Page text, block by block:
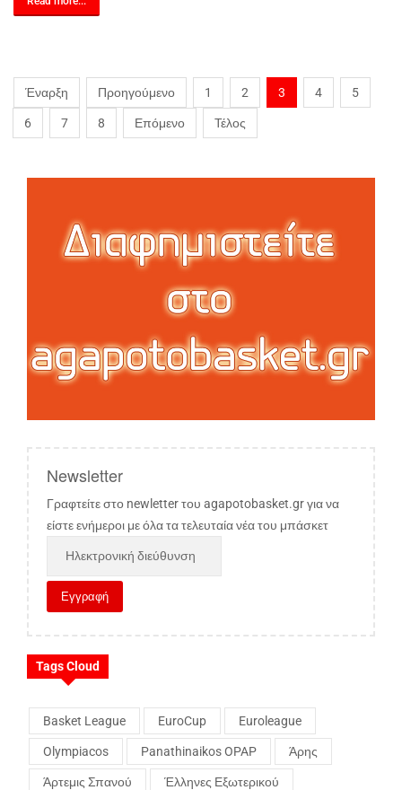
Έναρξη Προηγούμενο 1 2 3 4 5
6 7 8 Επόμενο Τέλος
Newsletter
Γραφτείτε στο newletter του agapotobasket.gr για να
είστε ενήμεροι με όλα τα τελευταία νέα του μπάσκετ
Tags Cloud
Basket League EuroCup Euroleague
Olympiacos Panathinaikos OPAP Άρης
Άρτεμις Σπανού Έλληνες Εξωτερικού